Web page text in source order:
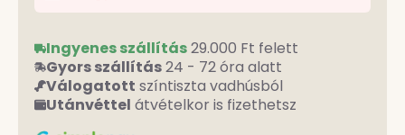
6.350 Ft.
3.810 Ft.
Ingyenes szállítás29.000 Ft felett
Gyors szállítás24 - 72 óra alatt
Válogatott színtiszta vadhúsból
Utánvéttel átvételkor is fizethetsz